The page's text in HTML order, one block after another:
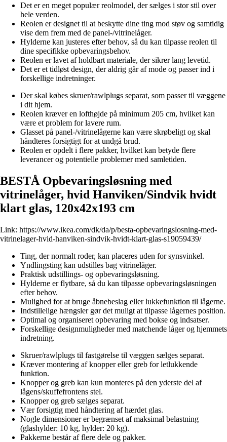
Det er en meget populær reolmodel, der sælges i stor stil over
hele verden.
Reolen er designet til at beskytte dine ting mod støv og samtidig
vise dem frem med de panel-/vitrinelåger.
Hylderne kan justeres efter behov, så du kan tilpasse reolen til
dine specifikke opbevaringsbehov.
Reolen er lavet af holdbart materiale, der sikrer lang levetid.
Det er et tidløst design, der aldrig går af mode og passer ind i
forskellige indretninger.
Der skal købes skruer/rawlplugs separat, som passer til væggene
i dit hjem.
Reolen kræver en lofthøjde på minimum 205 cm, hvilket kan
være et problem for lavere rum.
Glasset på panel-/vitrinelågerne kan være skrøbeligt og skal
håndteres forsigtigt for at undgå brud.
Reolen er opdelt i flere pakker, hvilket kan betyde flere
leverancer og potentielle problemer med samletiden.
BESTÅ Opbevaringsløsning med
vitrinelåger, hvid Hanviken/Sindvik hvidt
klart glas, 120x42x193 cm
Link: https://www.ikea.com/dk/da/p/besta-opbevaringslosning-med-
vitrinelager-hvid-hanviken-sindvik-hvidt-klart-glas-s19059439/
Ting, der normalt roder, kan placeres uden for synsvinkel.
Yndlingsting kan udstilles bag vitrinelåger.
Praktisk udstillings- og opbevaringsløsning.
Hylderne er flytbare, så du kan tilpasse opbevaringsløsningen
efter behov.
Mulighed for at bruge åbnebeslag eller lukkefunktion til lågerne.
Indstillelige hængsler gør det muligt at tilpasse lågernes position.
Optimal og organiseret opbevaring med bokse og indsatser.
Forskellige designmuligheder med matchende låger og hjemmets
indretning.
Skruer/rawlplugs til fastgørelse til væggen sælges separat.
Kræver montering af knopper eller greb for letlukkende
funktion.
Knopper og greb kan kun monteres på den yderste del af
lågens/skuffefrontens stel.
Knopper og greb sælges separat.
Vær forsigtig med håndtering af hærdet glas.
Nogle dimensioner er begrænset af maksimal belastning
(glashylder: 10 kg, hylder: 20 kg).
Pakkerne består af flere dele og pakker.